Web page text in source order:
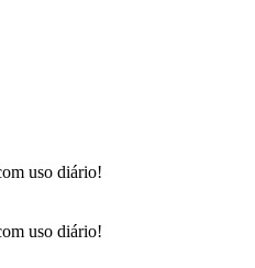
uso diário!
uso diário!